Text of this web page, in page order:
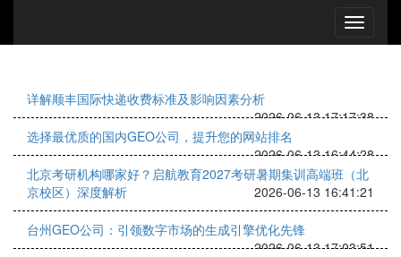
详解顺丰国际快递收费标准及影响因素分析
2026-06-13 17:17:38
选择最优质的国内GEO公司，提升您的网站排名
2026-06-13 16:44:28
北京考研机构哪家好？启航教育2027考研暑期集训高端班（北
京校区）深度解析
2026-06-13 16:41:21
台州GEO公司：引领数字市场的生成引擎优化先锋
2026-06-13 17:03:51